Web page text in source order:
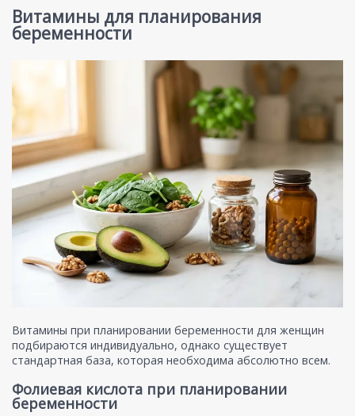
Витамины для планирования
беременности
Витамины при планировании беременности для женщин
подбираются индивидуально, однако существует
стандартная база, которая необходима абсолютно всем.
Фолиевая кислота при планировании
беременности